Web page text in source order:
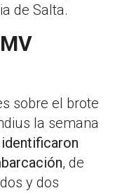
de Salta.
sobre el brote
la semana
, de
y dos